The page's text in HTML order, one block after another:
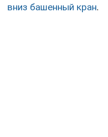
вниз башенный кран.